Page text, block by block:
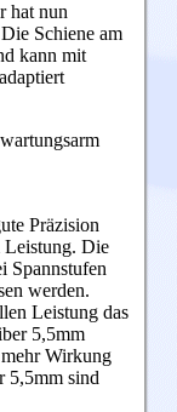
hat nun
Schiene am
kann mit
Präzision
Leistung. Die
Spannstufen
werden.
Leistung das
5,5mm
Wirkung
5,5mm sind